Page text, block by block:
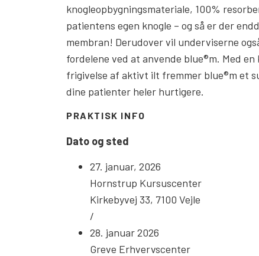
knogleopbygningsmateriale, 100%
patientens egen knogle – og så er der
membran! Derudover vil underviserne
fordelene ved at anvende blue®m. Med
frigivelse af aktivt ilt fremmer blue®m et
dine patienter heler hurtigere.
PRAKTISK INFO
Dato og sted
27. januar, 2026
Hornstrup Kursuscenter
Kirkebyvej 33, 7100 Vejle
/
28. januar 2026
Greve Erhvervscenter